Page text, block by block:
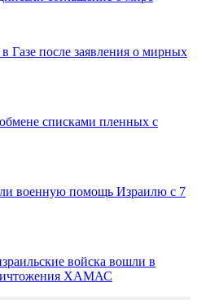
Газе после заявления о мирных
списками пленных с
военную помощь Израилю с 7
войска вошли в
ХАМАС